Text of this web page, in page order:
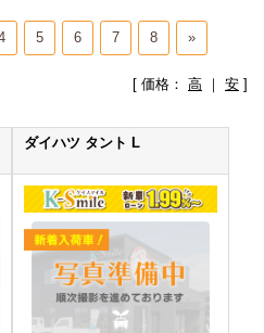
5 6 7 8 »
[ 価格： 高 ｜ 安 ]
ダイハツ タント L